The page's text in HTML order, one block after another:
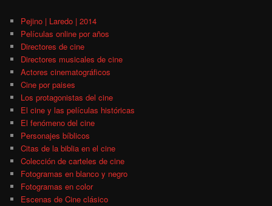
Pejino | Laredo | 2014
Películas online por años
Directores de cine
Directores musicales de cine
Actores cinematográficos
Cine por paises
Los protagonistas del cine
El cine y las películas históricas
El fenómeno del cine
Personajes bíblicos
Citas de la biblia en el cine
Colección de carteles de cine
Fotogramas en blanco y negro
Fotogramas en color
Escenas de Cine clásico